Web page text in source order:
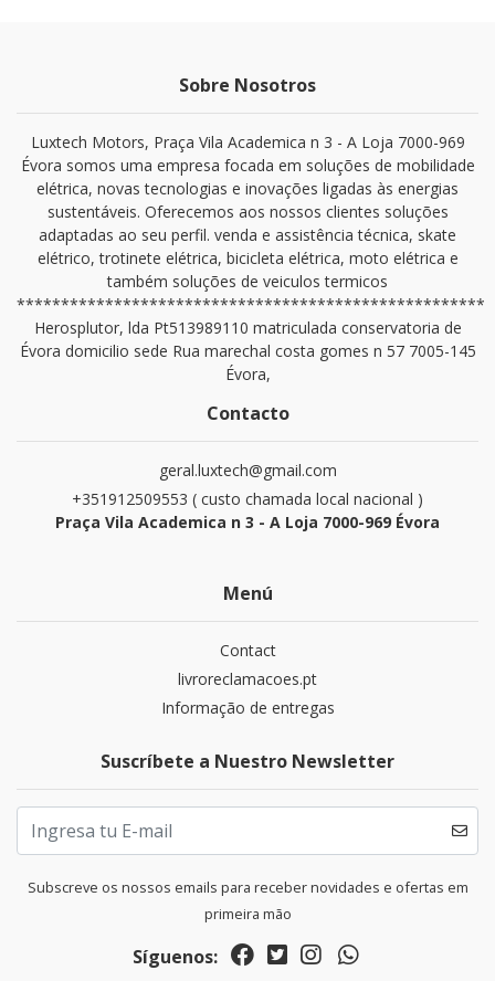
Sobre Nosotros
Luxtech Motors, Praça Vila Academica n 3 - A Loja 7000-969
Évora somos uma empresa focada em soluções de mobilidade
elétrica, novas tecnologias e inovações ligadas às energias
sustentáveis. Oferecemos aos nossos clientes soluções
adaptadas ao seu perfil. venda e assistência técnica, skate
elétrico, trotinete elétrica, bicicleta elétrica, moto elétrica e
também soluções de veiculos termicos
*****************************************************
Herosplutor, lda Pt513989110 matriculada conservatoria de
Évora domicilio sede Rua marechal costa gomes n 57 7005-145
Évora,
Contacto
geral.luxtech@gmail.com
+351912509553 ( custo chamada local nacional )
Praça Vila Academica n 3 - A Loja 7000-969 Évora
Menú
Contact
livroreclamacoes.pt
Informação de entregas
Suscríbete a Nuestro Newsletter
Subscreve os nossos emails para receber novidades e ofertas em
primeira mão
Síguenos: